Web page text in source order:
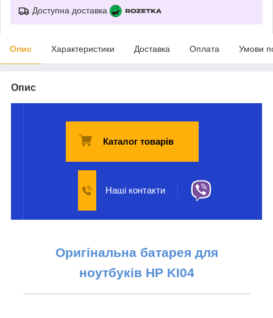
Доступна доставка
Опис Характеристики Доставка Оплата Умови
Опис
Каталог товарів
Наші контакти
Оригінальна батарея для
ноутбуків НР KI04